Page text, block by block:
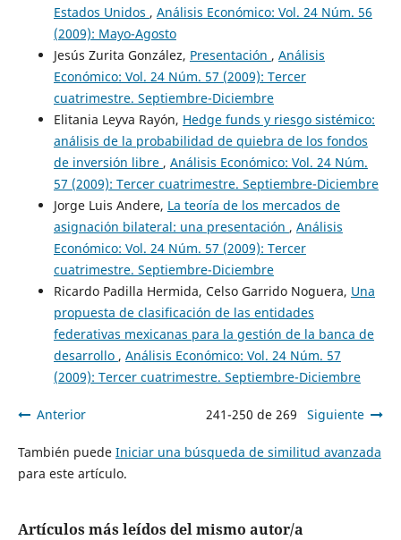
Estados Unidos , Análisis Económico: Vol. 24 Núm. 56
(2009): Mayo-Agosto
Jesús Zurita González, Presentación , Análisis
Económico: Vol. 24 Núm. 57 (2009): Tercer
cuatrimestre. Septiembre-Diciembre
Elitania Leyva Rayón, Hedge funds y riesgo sistémico:
análisis de la probabilidad de quiebra de los fondos
de inversión libre , Análisis Económico: Vol. 24 Núm.
57 (2009): Tercer cuatrimestre. Septiembre-Diciembre
Jorge Luis Andere, La teoría de los mercados de
asignación bilateral: una presentación , Análisis
Económico: Vol. 24 Núm. 57 (2009): Tercer
cuatrimestre. Septiembre-Diciembre
Ricardo Padilla Hermida, Celso Garrido Noguera, Una
propuesta de clasificación de las entidades
federativas mexicanas para la gestión de la banca de
desarrollo , Análisis Económico: Vol. 24 Núm. 57
(2009): Tercer cuatrimestre. Septiembre-Diciembre
Anterior 241-250 de 269 Siguiente
También puede Iniciar una búsqueda de similitud avanzada
para este artículo.
Artículos más leídos del mismo autor/a